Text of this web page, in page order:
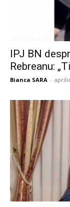
IPJ BN
Rebreanu:
Bianca SARA -